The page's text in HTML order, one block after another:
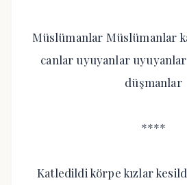
Müslümanlar Müslümanlar
canlar uyuyanlar
düşmanlar
****
Katledildi körpe kızlar